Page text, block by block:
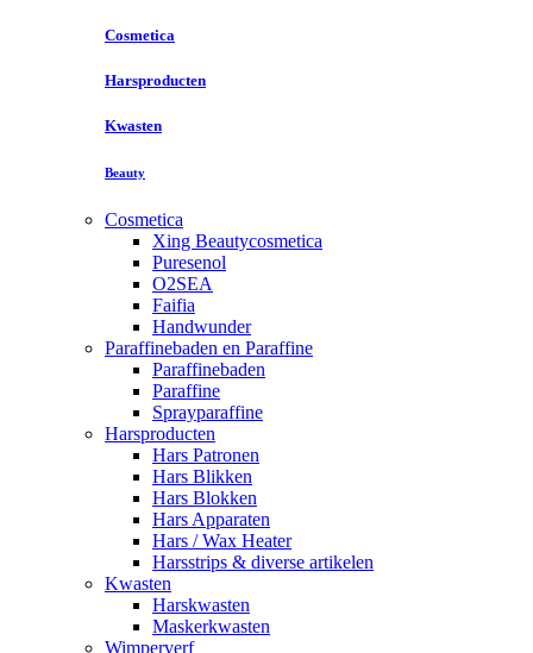
Cosmetica
Harsproducten
Kwasten
Beauty
Cosmetica
Xing Beautycosmetica
Puresenol
O2SEA
Faifia
Handwunder
Paraffinebaden en Paraffine
Paraffinebaden
Paraffine
Sprayparaffine
Harsproducten
Hars Patronen
Hars Blikken
Hars Blokken
Hars Apparaten
Hars / Wax Heater
Harsstrips & diverse artikelen
Kwasten
Harskwasten
Maskerkwasten
Wimperverf